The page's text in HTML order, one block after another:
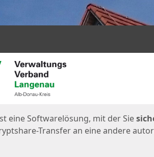
eine Softwarelösung, mit der Sie
Transfer an eine andere